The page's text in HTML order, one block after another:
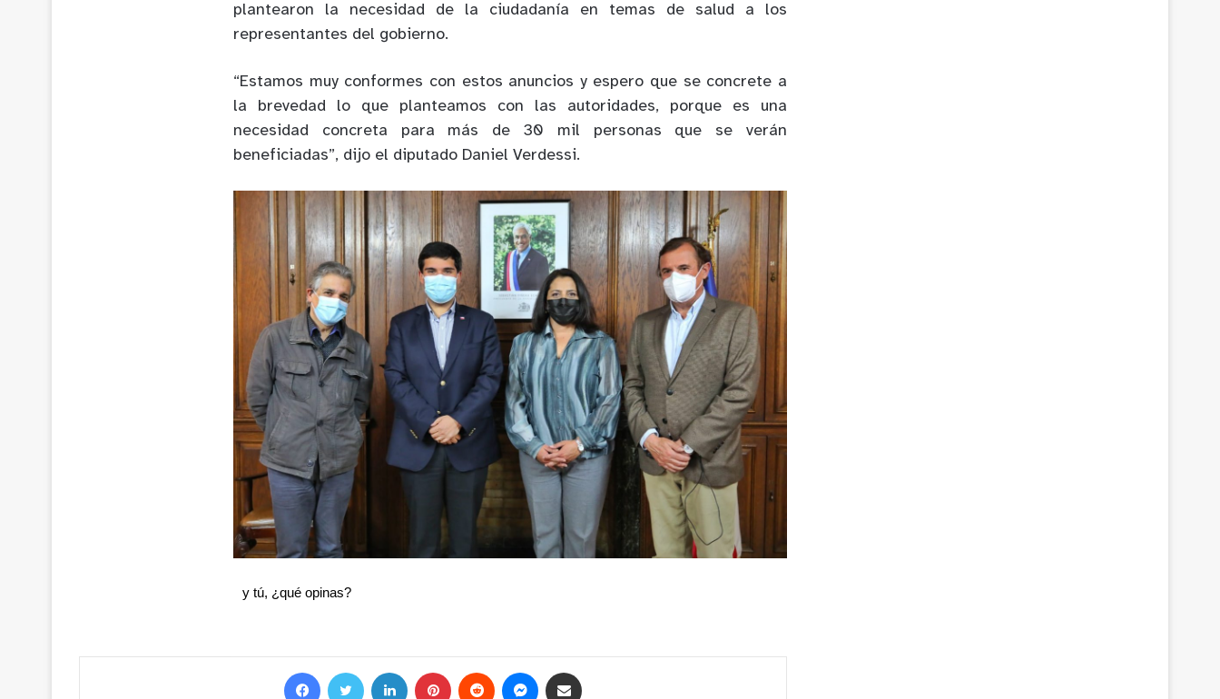
plantearon la necesidad de la ciudadanía en temas de salud a los
representantes del gobierno.
“Estamos muy conformes con estos anuncios y espero que se concrete a
la brevedad lo que planteamos con las autoridades, porque es una
necesidad concreta para más de 30 mil personas que se verán
beneficiadas”, dijo el diputado Daniel Verdessi.
y tú, ¿qué opinas?